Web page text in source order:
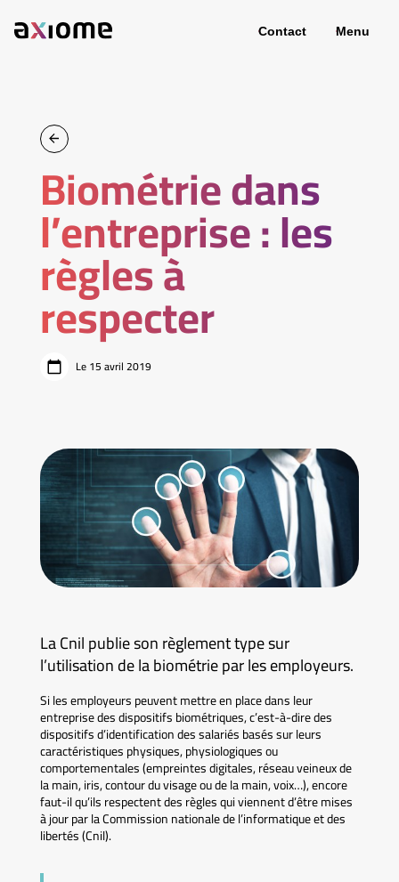
Contact Menu
Biométrie dans
l’entreprise : les
règles à
respecter
Le 15 avril 2019
La Cnil publie son règlement type sur
l’utilisation de la biométrie par les employeurs.
Si les employeurs peuvent mettre en place dans leur
entreprise des dispositifs biométriques, c’est-à-dire des
dispositifs d’identification des salariés basés sur leurs
caractéristiques physiques, physiologiques ou
comportementales (empreintes digitales, réseau veineux de
la main, iris, contour du visage ou de la main, voix…), encore
faut-il qu’ils respectent des règles qui viennent d’être mises
à jour par la Commission nationale de l’informatique et des
libertés (Cnil).